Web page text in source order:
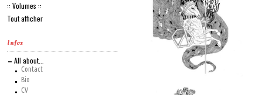
:: Volumes ::
Tout afficher
Infos
All about...
Contact
Bio
CV